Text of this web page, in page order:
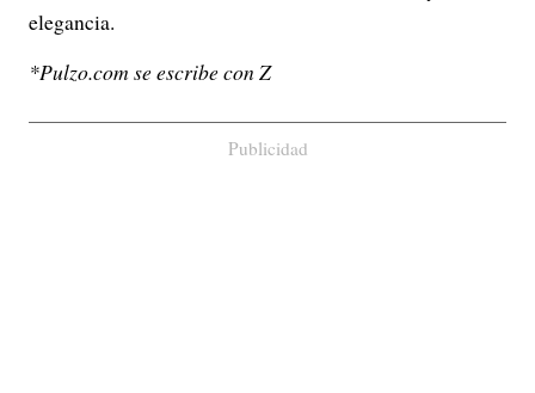
elegancia.
*Pulzo.com se escribe con Z
Publicidad